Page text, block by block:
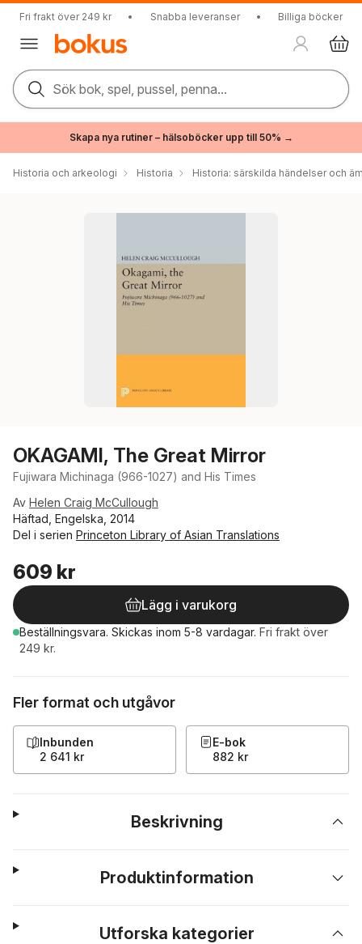
Fri frakt över 249 kr • Snabba leveranser • Billiga böcker
Sök bok, spel, pussel, penna...
Skapa nya rutiner – hälsoböcker upp till 50% →
Historia och arkeologi Historia Historia: särskilda händelser och
OKAGAMI, The Great Mirror
Fujiwara Michinaga (966-1027) and His Times
Av Helen Craig McCullough
Häftad, Engelska, 2014
Del i serien Princeton Library of Asian Translations
609 kr
Lägg i varukorg
Beställningsvara. Skickas inom 5-8 vardagar. Fri frakt över
249 kr.
Fler format och utgåvor
Inbunden
2 641 kr
E-bok
882 kr
Beskrivning
Produktinformation
Utforska kategorier